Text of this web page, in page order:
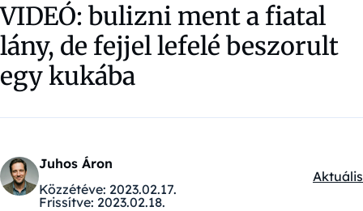
VIDEÓ: bulizni ment a fiatal
lány, de fejjel lefelé beszorult
egy kukába
Juhos Áron
Közzétéve: 2023.02.17.
Frissítve: 2023.02.18.
Aktuális